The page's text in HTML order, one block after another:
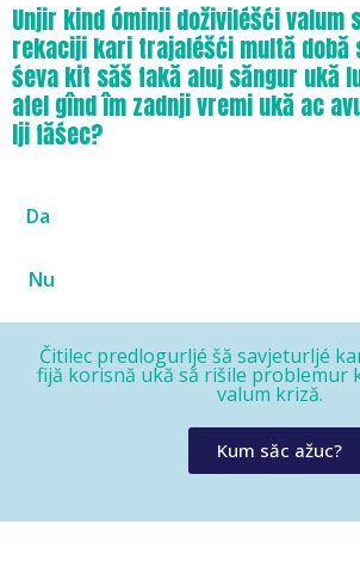
Unjir kind óminji doživiléšći valum
rekaciji kari trajaléšći multă dobă
śeva kit săš fakă aluj săngur ukă
afel gînd îm zadnji vremi ukă ac
lji făśec?
Da
Nu
Čitilec predlogurljé šă savjeturljé
fijă korisnă ukă să rišile problemur
valum kriză.
Kum săc ažuc?